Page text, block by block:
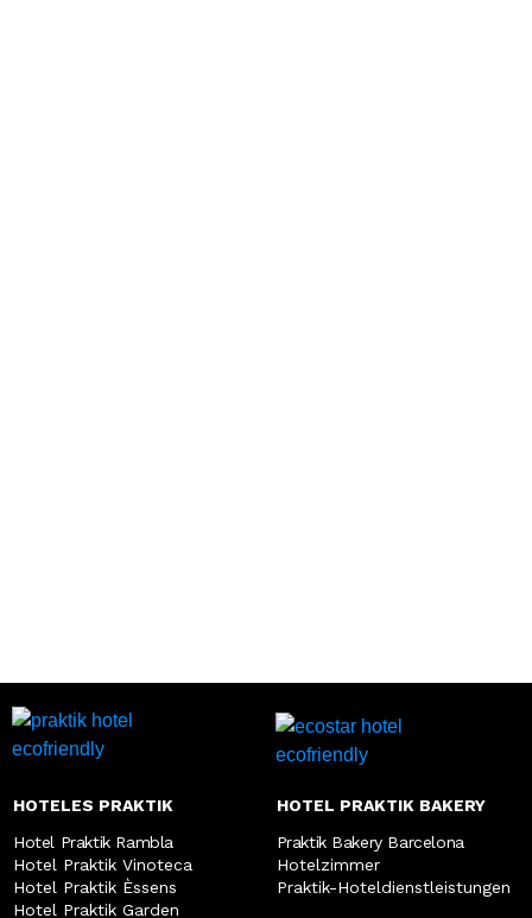
HOTELES PRAKTIK
Hotel Praktik Rambla
Hotel Praktik Vinoteca
Hotel Praktik Èssens
Hotel Praktik Garden
HOTEL PRAKTIK BAKERY
Praktik Bakery Barcelona
Hotelzimmer
Praktik-Hoteldienstleistungen